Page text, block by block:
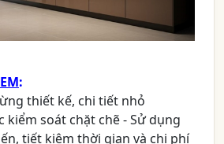
:
thiết kế, chi tiết nhỏ
soát chặt chẽ - Sử dụng
tiết kiệm thời gian và chi phí